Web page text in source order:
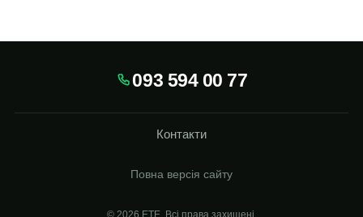
093 594 00 77
Контакти
Повна версія сайту
© 2026